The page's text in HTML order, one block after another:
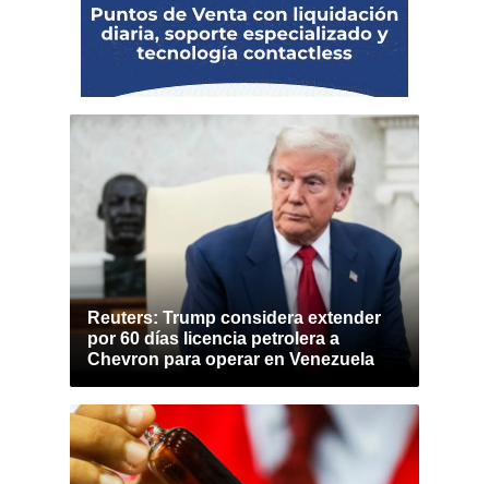
Reuters: Trump considera extender
por 60 días licencia petrolera a
Chevron para operar en Venezuela